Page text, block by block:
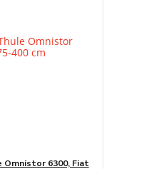
6300, Fiat